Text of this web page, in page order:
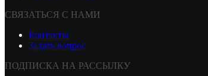
СВЯЗАТЬСЯ С НАМИ
Контакты
Задать вопрос
ПОДПИСКА НА РАССЫЛКУ